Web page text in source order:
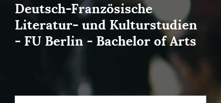
Deutsch-Französische
Literatur- und Kulturstudien
- FU Berlin - Bachelor of Arts